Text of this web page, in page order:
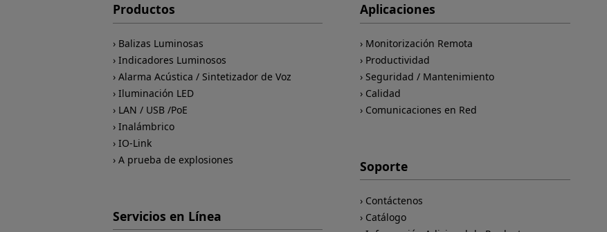
Productos
Balizas Luminosas
Indicadores Luminosos
Alarma Acústica / Sintetizador de Voz
Iluminación LED
LAN / USB /PoE
Inalámbrico
IO-Link
A prueba de explosiones
Servicios en Línea
Aplicaciones
Monitorización Remota
Productividad
Seguridad / Mantenimiento
Calidad
Comunicaciones en Red
Soporte
Contáctenos
Catálogo